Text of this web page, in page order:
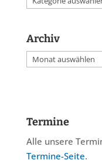
Archiv
Archiv
Termine
Alle unsere
Termine-Seite.